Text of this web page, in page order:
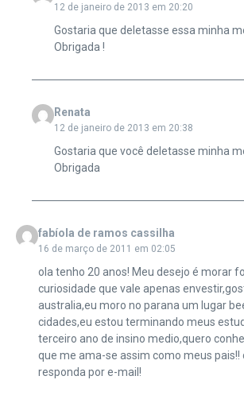
12 de janeiro de 2013 em 20:20
Gostaria que deletasse essa minha
Obrigada !
Renata
12 de janeiro de 2013 em 20:38
Gostaria que você deletasse minha
Obrigada
fabíola de ramos cassilha
16 de março de 2011 em 02:05
ola tenho 20 anos! Meu desejo é morar
curiosidade que vale apenas
australia,eu moro no parana um lugar
cidades,eu estou terminando meus
terceiro ano de insino medio,quero
que me ama-se assim como meus pais!!
responda por e-mail!